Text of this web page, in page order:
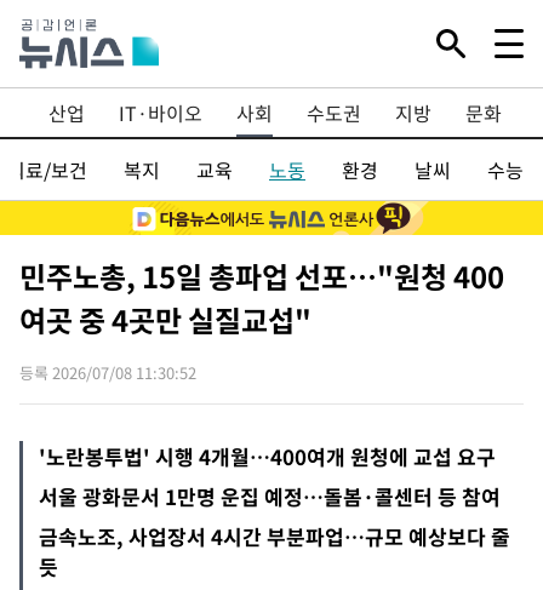
산업 IT·바이오 사회 수도권 지방 문화
의료/보건
복지 교육 노동 환경 날씨 수능
민주노총, 15일 총파업 선포…"원청 400
여곳 중 4곳만 실질교섭"
등록 2026/07/08 11:30:52
'노란봉투법' 시행 4개월…400여개 원청에 교섭 요구
서울 광화문서 1만명 운집 예정…돌봄·콜센터 등 참여
금속노조, 사업장서 4시간 부분파업…규모 예상보다 줄
듯